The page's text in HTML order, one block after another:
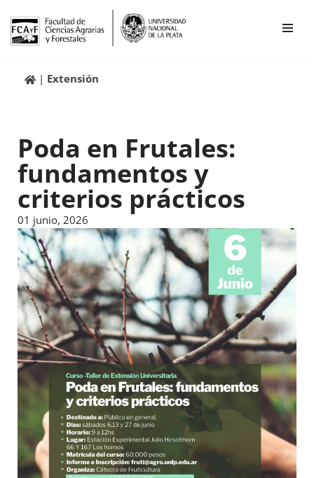
Ir
contenidoExtensión
Poda en Frutales:
fundamentos y
criterios prácticos
01 junio, 2026